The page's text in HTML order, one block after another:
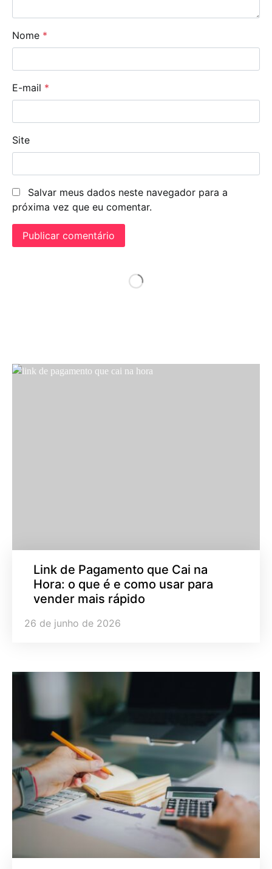
Nome *
E-mail *
Site
Salvar meus dados neste navegador para a
próxima vez que eu comentar.
Link de Pagamento que Cai na
Hora: o que é e como usar para
vender mais rápido
26 de junho de 2026